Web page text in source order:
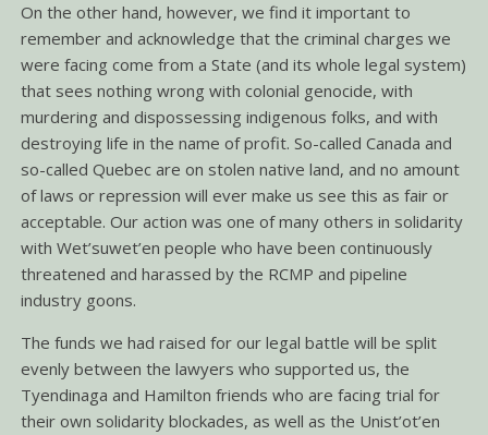
On the other hand, however, we find it important to
remember and acknowledge that the criminal charges we
were facing come from a State (and its whole legal system)
that sees nothing wrong with colonial genocide, with
murdering and dispossessing indigenous folks, and with
destroying life in the name of profit. So-called Canada and
so-called Quebec are on stolen native land, and no amount
of laws or repression will ever make us see this as fair or
acceptable. Our action was one of many others in solidarity
with Wet’suwet’en people who have been continuously
threatened and harassed by the RCMP and pipeline
industry goons.
The funds we had raised for our legal battle will be split
evenly between the lawyers who supported us, the
Tyendinaga and Hamilton friends who are facing trial for
their own solidarity blockades, as well as the Unist’ot’en